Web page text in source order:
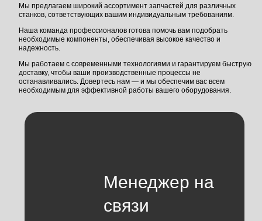
Мы предлагаем широкий ассортимент запчастей для различных
станков, сответствующих вашим индивидуальным требованиям.
Наша команда профессионалов готова помочь вам подобрать
необходимые компоненты, обеспечивая высокое качество и
надежность.
Мы работаем с современными технологиями и гарантируем быструю
доставку, чтобы ваши производственные процессы не
останавливались. Довертесь нам — и мы обеспечим вас всем
необходимым для эффективной работы вашего оборудования.
Менеджер на
связи